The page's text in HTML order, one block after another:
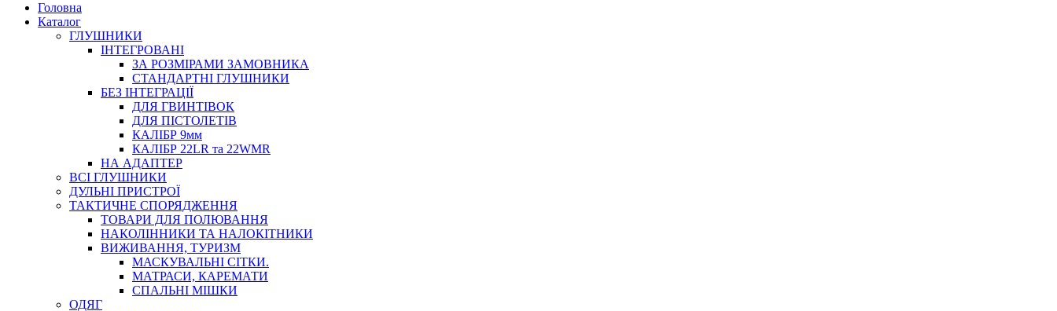
Головна
Каталог
ГЛУШНИКИ
ІНТЕГРОВАНІ
ЗА РОЗМІРАМИ ЗАМОВНИКА
СТАНДАРТНІ ГЛУШНИКИ
БЕЗ ІНТЕГРАЦІЇ
ДЛЯ ГВИНТІВОК
ДЛЯ ПІСТОЛЕТІВ
КАЛІБР 9мм
КАЛІБР 22LR та 22WMR
НА АДАПТЕР
ВСІ ГЛУШНИКИ
ДУЛЬНІ ПРИСТРОЇ
ТАКТИЧНЕ СПОРЯДЖЕННЯ
ТОВАРИ ДЛЯ ПОЛЮВАННЯ
НАКОЛІННИКИ ТА НАЛОКІТНИКИ
ВИЖИВАННЯ, ТУРИЗМ
МАСКУВАЛЬНІ СІТКИ.
МАТРАСИ, КАРЕМАТИ
СПАЛЬНІ МІШКИ
ОДЯГ